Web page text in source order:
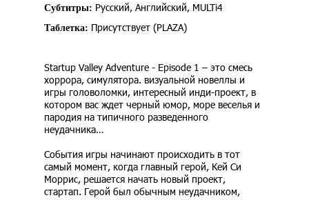
Субтитры: Русский, Английский, MULTi4
Таблетка: Присутствует (PLAZA)
Startup Valley Adventure - Episode 1 – это смесь
хоррора, симулятора. визуальной новеллы и
игры головоломки, интересный инди-проект, в
котором вас ждет черный юмор, море веселья и
пародия на типичного разведенного
неудачника…
События игры начинают происходить в тот
самый момент, когда главный герой, Кей Си
Моррис, решается начать новый проект,
стартап. Герой был обычным неудачником,